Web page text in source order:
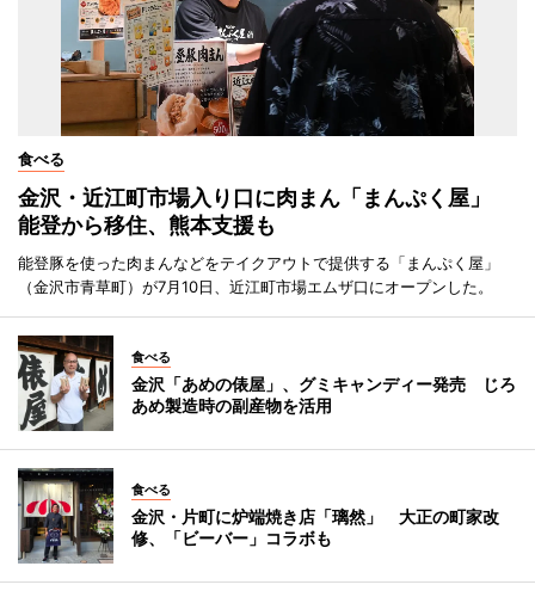
食べる
金沢・近江町市場入り口に肉まん「まんぷく屋」
能登から移住、熊本支援も
能登豚を使った肉まんなどをテイクアウトで提供する「まんぷく屋」
（金沢市青草町）が7月10日、近江町市場エムザ口にオープンした。
食べる
金沢「あめの俵屋」、グミキャンディー発売 じろ
あめ製造時の副産物を活用
食べる
金沢・片町に炉端焼き店「璃然」 大正の町家改
修、「ビーバー」コラボも